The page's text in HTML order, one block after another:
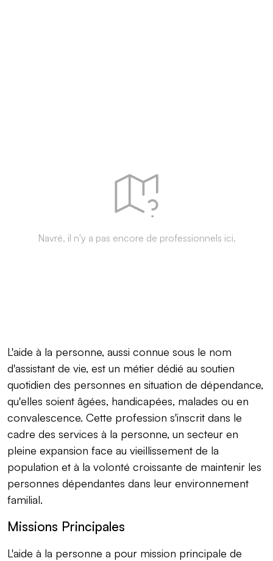
Navré, il n'y a pas encore de professionnels ici.
L'aide à la personne, aussi connue sous le nom
d'assistant de vie, est un métier dédié au soutien
quotidien des personnes en situation de dépendance,
qu'elles soient âgées, handicapées, malades ou en
convalescence. Cette profession s'inscrit dans le
cadre des services à la personne, un secteur en
pleine expansion face au vieillissement de la
population et à la volonté croissante de maintenir les
personnes dépendantes dans leur environnement
familial.
Missions Principales
L'aide à la personne a pour mission principale de